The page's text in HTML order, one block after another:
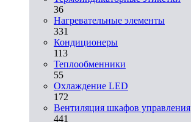
36
Нагревательные элементы
331
Кондиционеры
113
Теплообменники
55
Охлаждение LED
172
Вентиляция шкафов управления
441